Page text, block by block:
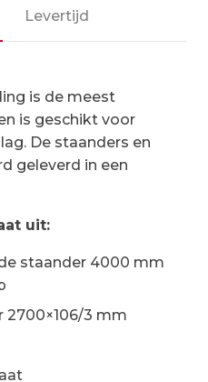
Levertijd
is de meest
is geschikt voor
De staanders en
geleverd in een
uit:
staander 4000 mm
2700×106/3 mm